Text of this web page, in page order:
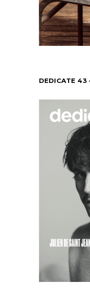
DEDICATE 43